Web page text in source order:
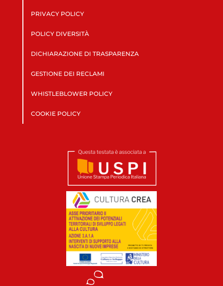
PRIVACY POLICY
POLICY DIVERSITÀ
DICHIARAZIONE DI TRASPARENZA
GESTIONE DEI RECLAMI
WHISTLEBLOWER POLICY
COOKIE POLICY